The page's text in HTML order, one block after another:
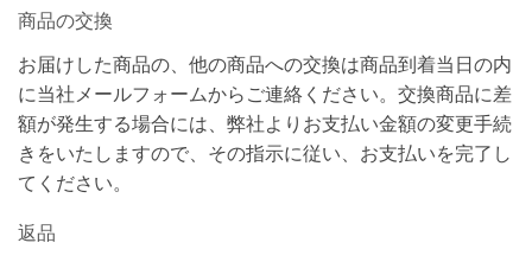
商品の交換
お届けした商品の、他の商品への交換は商品到着当日の内
に当社メールフォームからご連絡ください。交換商品に差
額が発生する場合には、弊社よりお支払い金額の変更手続
きをいたしますので、その指示に従い、お支払いを完了し
てください。
返品